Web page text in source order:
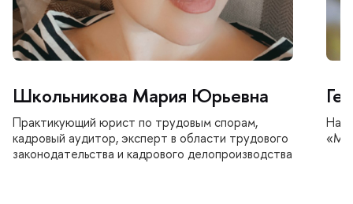
Школьникова Мария Юрьевна
Практикующий юрист по трудовым спорам,
кадровый аудитор, эксперт в области трудового
законодательства и кадрового делопроизводства